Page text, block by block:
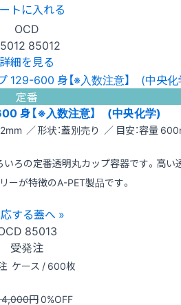
トに入れる
OCD
85012
詳細を見る
定番
身【※入数注意】 (中央化学)
／ 形状：蓋別売り ／ 目安：容量
いろの定番透明丸カップ容器です。高い
ーが特徴のA-PET製品です。
する蓋へ »
85013
受発注
ケース / 600枚
円0%OFF